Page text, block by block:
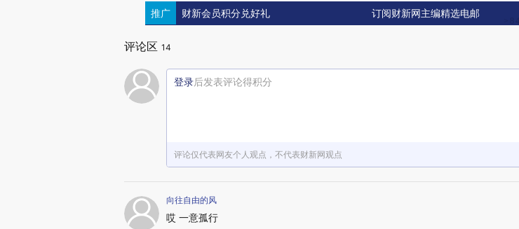
推广 财新会员积分兑好礼 订阅财新网主编精选电邮
评论区 14
登录后发表评论得积分
评论仅代表网友个人观点，不代表财新网观点
向往自由的风
哎 一意孤行